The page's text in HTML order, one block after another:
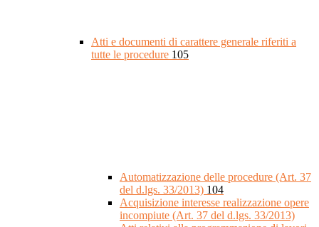
Atti e documenti di carattere generale riferiti a
tutte le procedure 105
Automatizzazione delle procedure (Art. 37
del d.lgs. 33/2013) 104
Acquisizione interesse realizzazione opere
incompiute (Art. 37 del d.lgs. 33/2013)